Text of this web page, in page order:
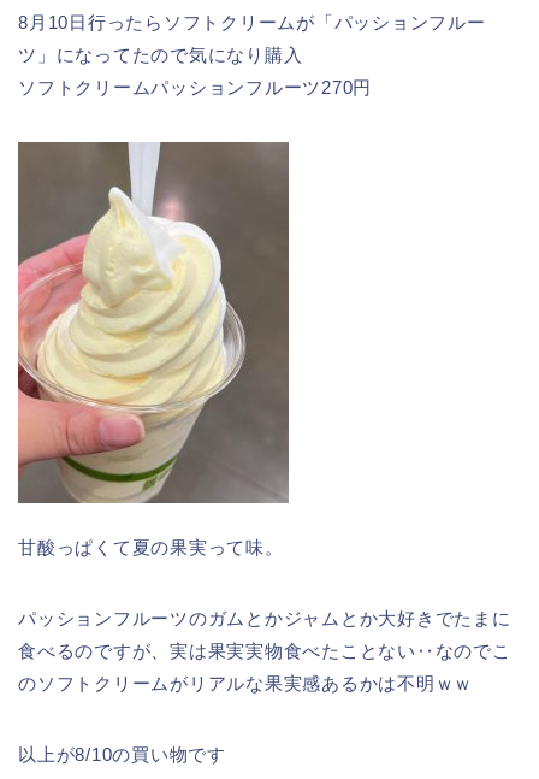
8月10日行ったらソフトクリームが「パッションフルー
ツ」になってたので気になり購入
ソフトクリームパッションフルーツ270円
甘酸っぱくて夏の果実って味。
パッションフルーツのガムとかジャムとか大好きでたまに
食べるのですが、実は果実実物食べたことない‥なのでこ
のソフトクリームがリアルな果実感あるかは不明ｗｗ
以上が8/10の買い物です